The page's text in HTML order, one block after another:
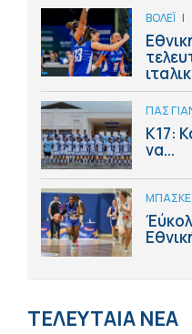
ΒΟΛΕΪ |
ΠΑΣ
Κ17:
να...
ΤΕΛΕΥΤΑΙΑ ΝΕΑ